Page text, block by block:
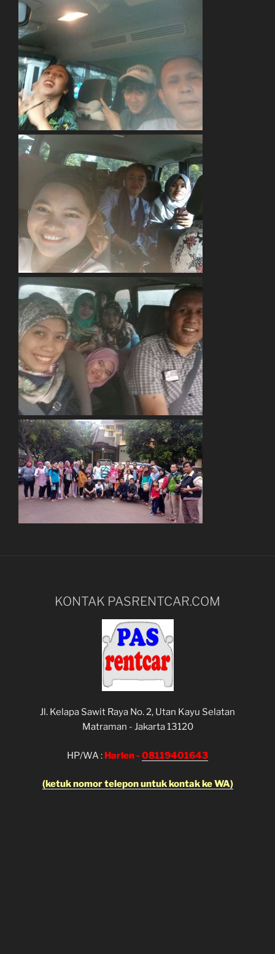
KONTAK PASRENTCAR.COM
Jl. Kelapa Sawit Raya No. 2, Utan Kayu Selatan
Matraman - Jakarta 13120
HP/WA : Harlen - 08119401643
(ketuk nomor telepon untuk kontak ke WA)